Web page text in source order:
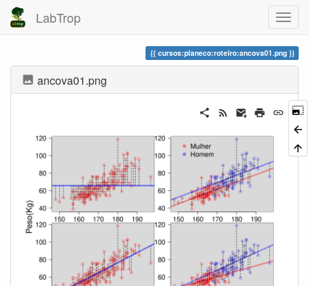
LabTrop
cursos:planeco:roteiro:ancova01.png
ancova01.png